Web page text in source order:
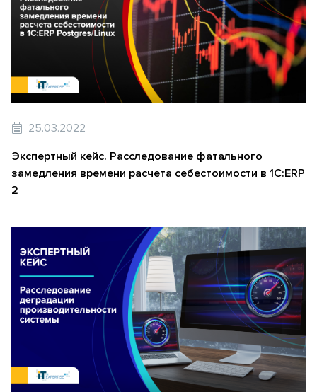
25.03.2022
Экспертный кейс. Расследование фатального
замедления времени расчета себестоимости в 1С:ERP
2